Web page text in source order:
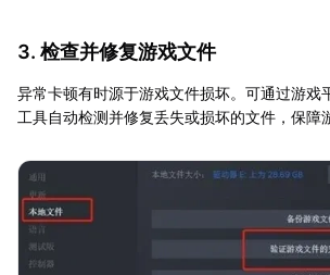
3. 检查并修复游戏文件
异常卡顿有时源于游戏文件损坏。可通过游戏
工具自动检测并修复丢失或损坏的文件，保障